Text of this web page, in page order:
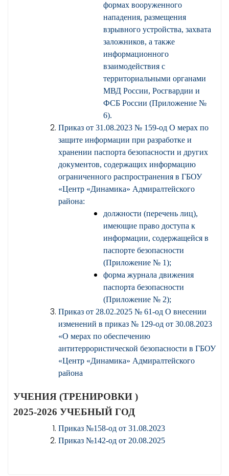
формах вооруженного
нападения, размещения
взрывного устройства, захвата
заложников, а также
информационного
взаимодействия с
территориальными органами
МВД России, Росгвардии и
ФСБ России (Приложение №
6).
Приказ от 31.08.2023 № 159-од О мерах по
защите информации при разработке и
хранении паспорта безопасности и других
документов, содержащих информацию
ограниченного распространения в ГБОУ
«Центр «Динамика» Адмиралтейского
района:
должности (перечень лиц),
имеющие право доступа к
информации, содержащейся в
паспорте безопасности
(Приложение № 1);
форма журнала движения
паспорта безопасности
(Приложение № 2);
Приказ от 28.02.2025 № 61-од О внесении
изменений в приказ № 129-од от 30.08.2023
«О мерах по обеспечению
антитеррористической безопасности в ГБОУ
«Центр «Динамика» Адмиралтейского
района
УЧЕНИЯ (ТРЕНИРОВКИ )
2025-2026 УЧЕБНЫЙ ГОД
Приказ №158-од от 31.08.2023
Приказ №142-од от 20.08.2025